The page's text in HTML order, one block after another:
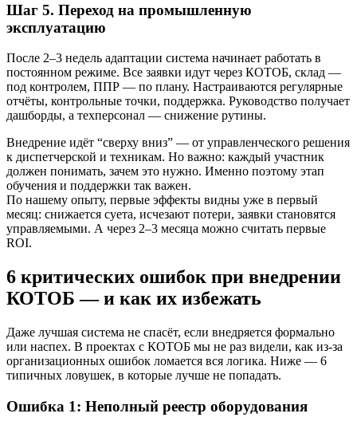
Шаг 5. Переход на промышленную
эксплуатацию
После 2–3 недель адаптации система начинает работать в
постоянном режиме. Все заявки идут через КОТОБ, склад —
под контролем, ППР — по плану. Настраиваются регулярные
отчёты, контрольные точки, поддержка. Руководство получает
дашборды, а техперсонал — снижение рутины.
Внедрение идёт “сверху вниз” — от управленческого решения
к диспетчерской и техникам. Но важно: каждый участник
должен понимать, зачем это нужно. Именно поэтому этап
обучения и поддержки так важен.
По нашему опыту, первые эффекты видны уже в первый
месяц: снижается суета, исчезают потери, заявки становятся
управляемыми. А через 2–3 месяца можно считать первые
ROI.
6 критических ошибок при внедрении
КОТОБ — и как их избежать
Даже лучшая система не спасёт, если внедряется формально
или наспех. В проектах с КОТОБ мы не раз видели, как из-за
организационных ошибок ломается вся логика. Ниже — 6
типичных ловушек, в которые лучше не попадать.
Ошибка 1: Неполный реестр оборудования